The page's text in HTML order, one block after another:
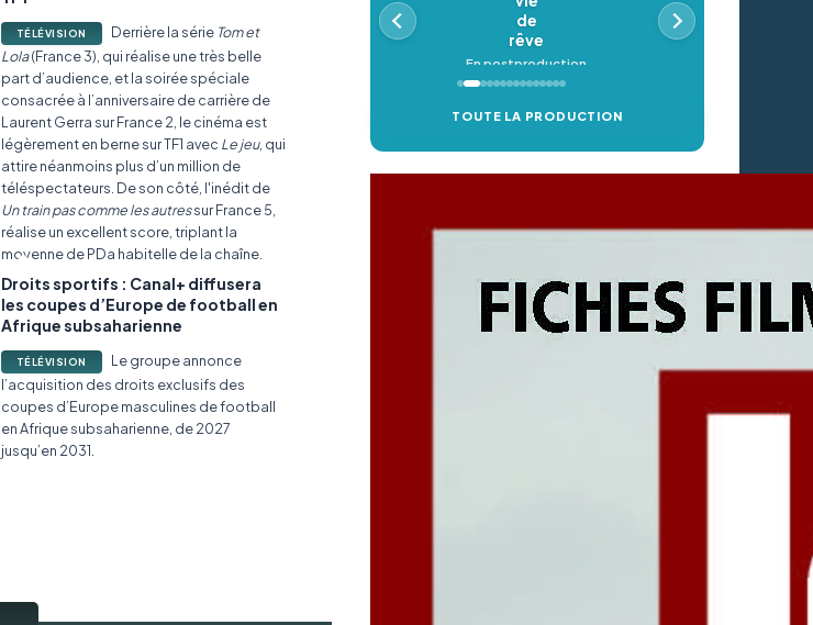
TÉLÉVISION Derrière la série Tom et
Lola(France 3), qui réalise une très belle
part d’audience, et la soirée spéciale
consacrée à l’anniversaire de carrière de
Laurent Gerra sur France 2, le cinéma est
légèrement en berne sur TF1 avec Le jeu, qui
attire néanmoins plus d’un million de
téléspectateurs. De son côté, l'inédit de
Un train pas comme les autressur France 5,
réalise un excellent score, triplant la
moyenne de PDa habitelle de la chaîne.
Droits sportifs : Canal+ diffusera
les coupes d’Europe de football en
Afrique subsaharienne
TÉLÉVISION
Le groupe annonce
l’acquisition des droits exclusifs des
coupes d’Europe masculines de football
en Afrique subsaharienne, de 2027
jusqu’en 2031.
de
rêve
En postproduction
TOUTE LA PRODUCTION